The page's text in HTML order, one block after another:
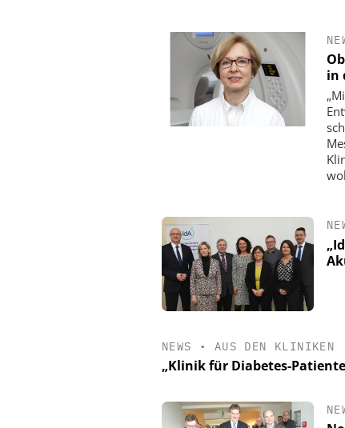
in
NEWS • AUS DEN KLINIKEN
„Klinik für Diabetes-